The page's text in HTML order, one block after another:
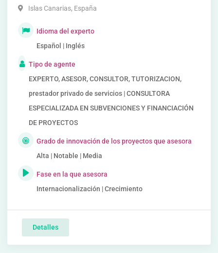
Islas Canarias, España
Idioma del experto
Español | Inglés
Tipo de agente
EXPERTO, ASESOR, CONSULTOR, TUTORIZACION,
prestador privado de servicios | CONSULTORA
ESPECIALIZADA EN SUBVENCIONES Y FINANCIACIÓN
DE PROYECTOS
Grado de innovación de los proyectos que asesora
Alta | Notable | Media
Fase en la que asesora
Internacionalización | Crecimiento
Detalles